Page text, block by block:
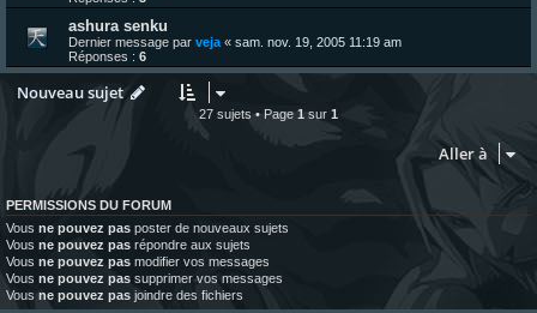
ashura senku
Dernier message par veja « sam. nov. 19, 2005 11:19 am
Réponses : 6
Nouveau sujet
27 sujets • Page 1 sur 1
Aller à
PERMISSIONS DU FORUM
Vous ne pouvez pas poster de nouveaux sujets
Vous ne pouvez pas répondre aux sujets
Vous ne pouvez pas modifier vos messages
Vous ne pouvez pas supprimer vos messages
Vous ne pouvez pas joindre des fichiers